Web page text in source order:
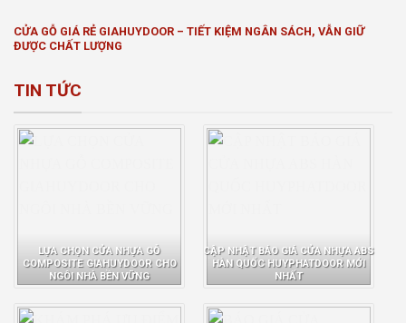
CỬA GỖ GIÁ RẺ GIAHUYDOOR – TIẾT KIỆM NGÂN SÁCH, VẪN GIỮ
ĐƯỢC CHẤT LƯỢNG
TIN TỨC
LỰA CHỌN CỬA NHỰA GỖ
COMPOSITE GIAHUYDOOR CHO
NGÔI NHÀ BỀN VỮNG
CẬP NHẬT BÁO GIÁ CỬA NHỰA ABS
HÀN QUỐC HUYPHATDOOR MỚI
NHẤT